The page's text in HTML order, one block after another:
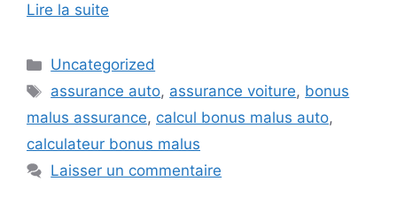
Lire la suite
Catégories
Uncategorized
Étiquettes
assurance auto, assurance voiture, bonus
malus assurance, calcul bonus malus auto,
calculateur bonus malus
Laisser un commentaire